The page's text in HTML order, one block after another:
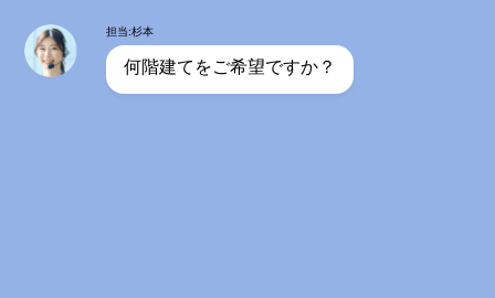
担当:杉本
何階建てをご希望ですか？